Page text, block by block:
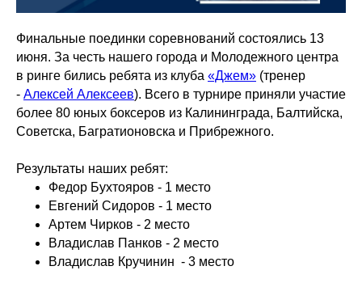
Финальные поединки соревнований состоялись 13
июня. За честь нашего города и Молодежного центра
в ринге бились ребята из клуба «Джем» (тренер
- Алексей Алексеев). Всего в турнире приняли участие
более 80 юных боксеров из Калининграда, Балтийска,
Советска, Багратионовска и Прибрежного.
Результаты наших ребят:
Федор Бухтояров - 1 место
Евгений Сидоров - 1 место
Артем Чирков - 2 место
Владислав Панков - 2 место
Владислав Кручинин - 3 место